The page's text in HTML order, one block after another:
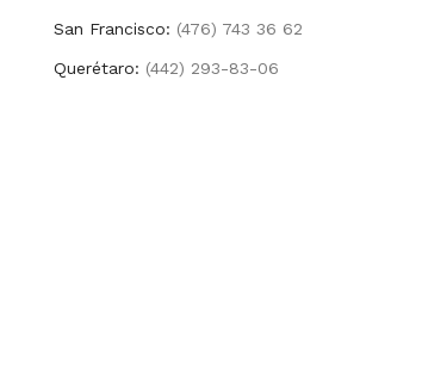
San Francisco: (476) 743 36 62
Querétaro: (442) 293-83-06